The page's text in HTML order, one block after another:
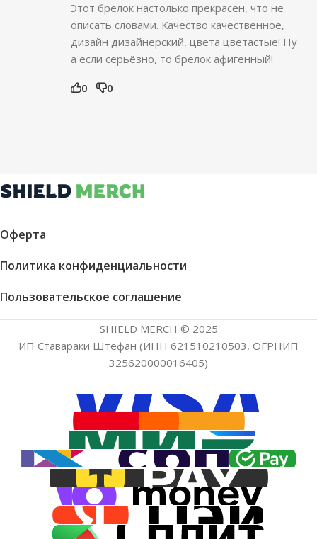
Этот брелок настолько прекрасен, что не
описать словами. Качество качественное,
дизайн дизайнерский, цвета цветастые! Ну
а если серьёзно, то брелок афигенный!
0 0
Оферта
Политика конфиденциальности
Пользовательское соглашение
SHIELD MERCH © 2025
ИП Ставараки Штефан (ИНН 621510210503, ОГРНИП
325620000016405)